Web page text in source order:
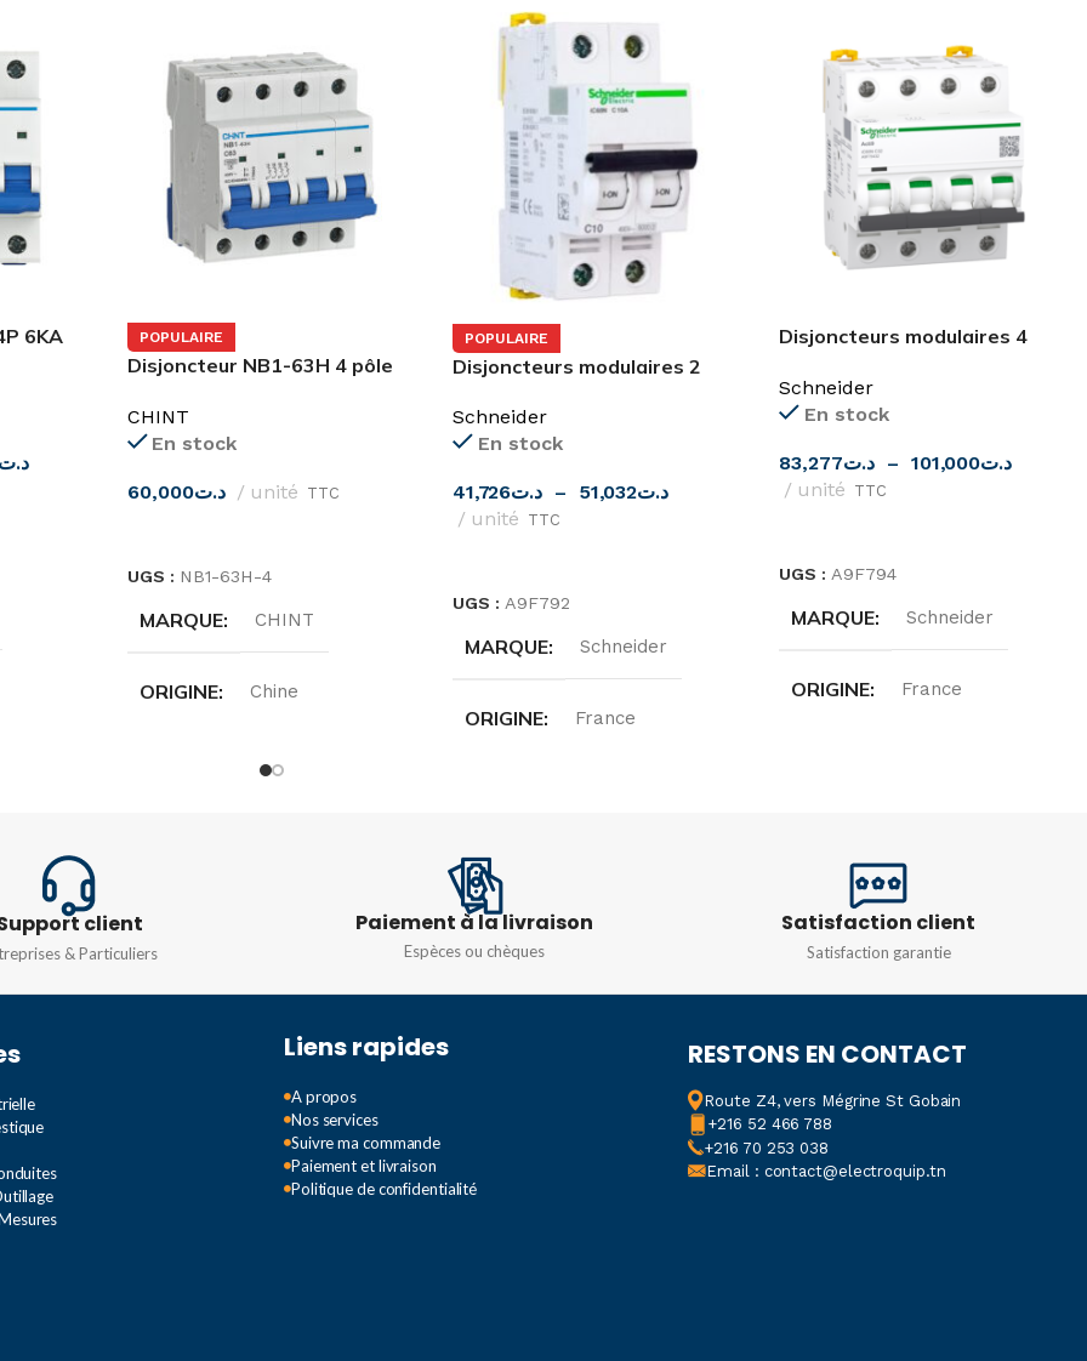
6KA
C
POPULAIRE
Disjoncteur NB1-63H 4 pôle
CHINT
En stock
د.ت60,000 unité TTC
UGS : NB1-63H-4
MARQUE CHINT
ORIGINE Chine
10A
POPULAIRE
Disjoncteurs modulaires 2
iC60N Schneider
Schneider
En stock
د.ت41,726 – د.ت51,032
unité TTC
UGS :A9F792
MARQUE Schneider
ORIGINE France
INTENSITÉ
10A ,16A,20A,
6A
Disjoncteurs modulaires 4
Schneider
En stock
د.ت83,277 – د.ت101,000
unité TTC
UGS : A9F794
MARQUE Schneider
ORIGINE France
16A,20A
TYPE DE COURBE
client
& Particuliers
Paiement à la livraison
Espèces ou chèques
Satisfaction client
Satisfaction garantie
Liens rapides
A propos
Nos services
Suivre ma commande
Paiement et livraison
Politique de confidentialité
RESTONS EN CONTACT
Route Z4, vers Mégrine St Gobain
+216 52 466 788
+216 70 253 038
Email : contact@electroquip.tn